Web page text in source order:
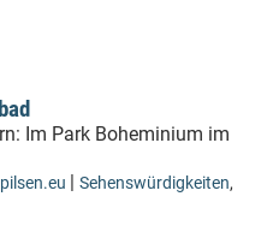
Im Park Boheminium im
| Sehenswürdigkeiten,